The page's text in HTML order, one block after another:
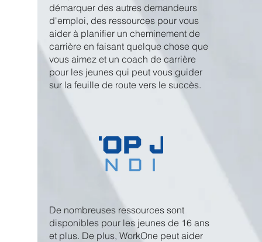
démarquer des autres demandeurs
d'emploi, des ressources pour vous
aider à planifier un cheminement de
carrière en faisant quelque chose que
vous aimez et un coach de carrière
pour les jeunes qui peut vous guider
sur la feuille de route vers le succès.
De nombreuses ressources sont
disponibles pour les jeunes de 16 ans
et plus. De plus, WorkOne peut aider